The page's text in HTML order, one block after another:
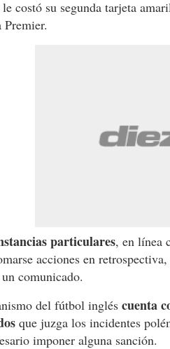
costó su segunda tarjeta
Premier.
particulares, en línea
acciones en
comunicado.
del fútbol inglés cuenta
que juzga los incidentes
imponer alguna sanción.